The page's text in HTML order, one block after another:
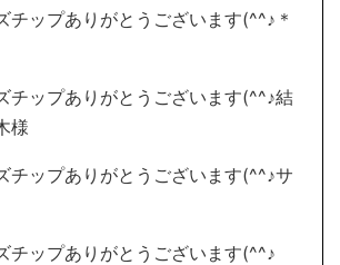
チップありがとうございます(^^♪＊
チップありがとうございます(^^♪結
様
チップありがとうございます(^^♪サ
チップありがとうございます(^^♪